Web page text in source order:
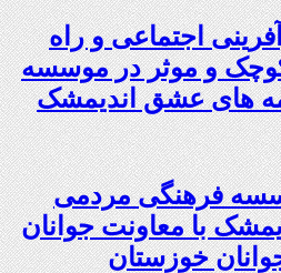
اجتماعی و راه
و موثر در موسسه
های عشق اندیمشک
فرهنگی مردمی
با معاونت جوانان
خوزستان